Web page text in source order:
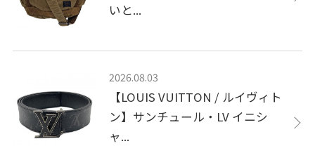
いと...
2026.08.03
【LOUIS VUITTON / ルイヴィト
ン】サンチュール・LV イニシ
ャ...